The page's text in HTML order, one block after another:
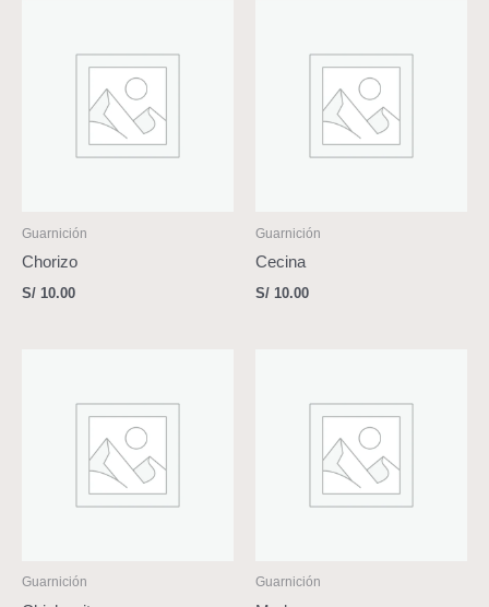
Guarnición
Chorizo
S/ 10.00
Guarnición
Cecina
S/ 10.00
Guarnición Guarnición